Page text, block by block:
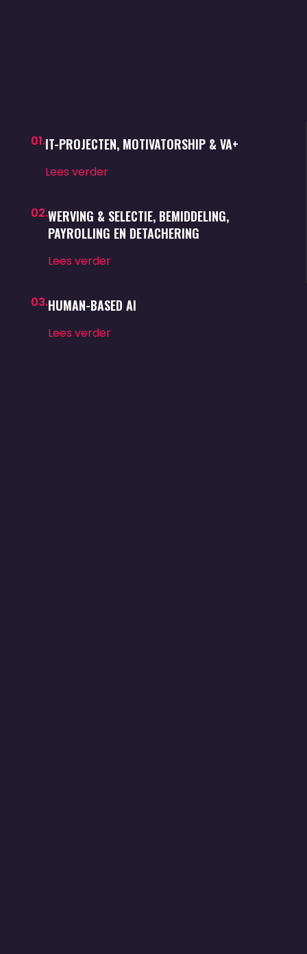
01.IT-PROJECTEN, MOTIVATORSHIP & VA+
Lees verder
02.WERVING & SELECTIE, BEMIDDELING,
PAYROLLING EN DETACHERING
Lees verder
03.HUMAN-BASED AI
Lees verder